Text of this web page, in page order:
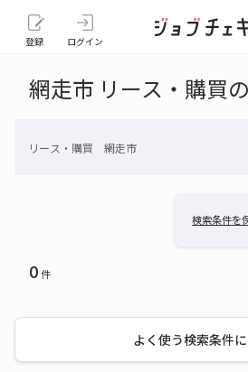
登録 ログイン
網走市 リース・購買
リース・購買 網走市
検索条件を
0件
よく使う検索条件